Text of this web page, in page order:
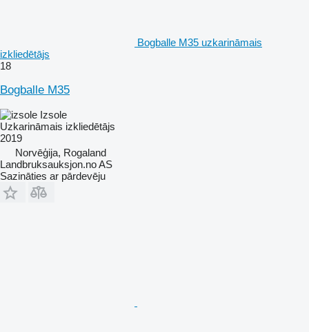
Bogballe M35 uzkarināmais
izkliedētājs
18
Bogballe M35
Izsole
Uzkarināmais izkliedētājs
2019
Norvēģija, Rogaland
Landbruksauksjon.no AS
Sazināties ar pārdevēju